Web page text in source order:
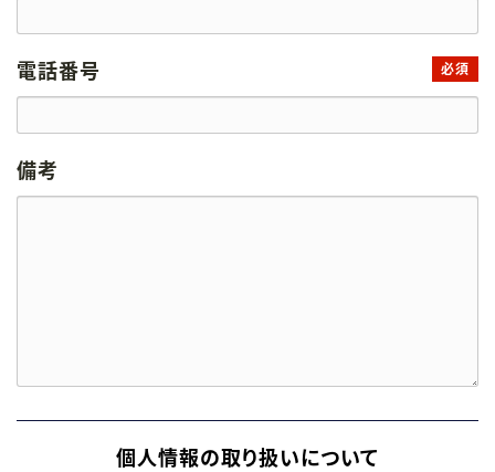
電話番号 必須
備考
個人情報の取り扱いについて